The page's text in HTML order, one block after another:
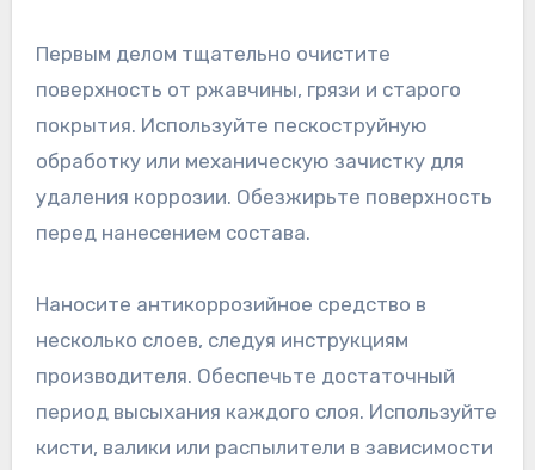
Первым делом тщательно очистите
поверхность от ржавчины, грязи и старого
покрытия. Используйте пескоструйную
обработку или механическую зачистку для
удаления коррозии. Обезжирьте поверхность
перед нанесением состава.
Наносите антикоррозийное средство в
несколько слоев, следуя инструкциям
производителя. Обеспечьте достаточный
период высыхания каждого слоя. Используйте
кисти, валики или распылители в зависимости